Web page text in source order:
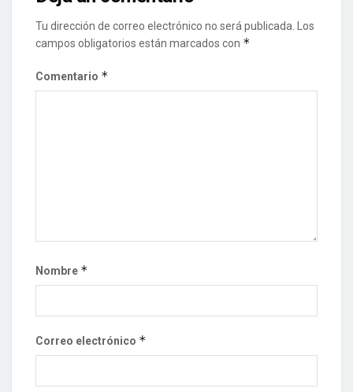
Tu dirección de correo electrónico no será publicada.
Los
campos obligatorios están marcados con *
Comentario *
Nombre *
Correo electrónico *